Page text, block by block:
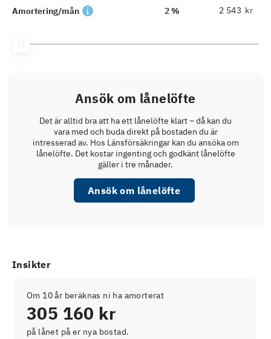
Amortering/mån 2 % kr
Ansök om lånelöfte
Det är alltid bra att ha ett lånelöfte klart – då kan du
vara med och buda direkt på bostaden du är
intresserad av. Hos Länsförsäkringar kan du ansöka om
lånelöfte. Det kostar ingenting och godkänt lånelöfte
gäller i tre månader.
Ansök om lånelöfte
Insikter
Om 10 år beräknas ni ha amorterat
305 160 kr
på lånet på er nya bostad.